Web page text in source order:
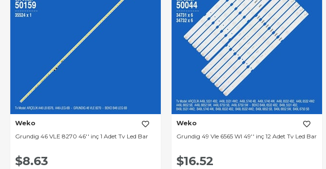
Weko
Grundig 46 VLE 8270 46'' inç 1 Adet Tv Led Bar
$8.63
Weko
Grundig 49 Vle 6565 Wl 49'' inç 12 Adet Tv Led Bar
$16.52